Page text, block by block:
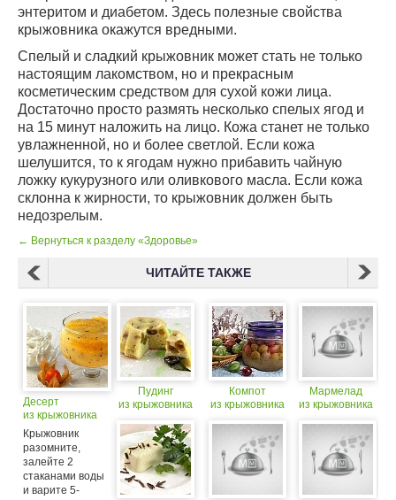
энтеритом и диабетом. Здесь полезные свойства
крыжовника окажутся вредными.
Спелый и сладкий крыжовник может стать не только
настоящим лакомством, но и прекрасным
косметическим средством для сухой кожи лица.
Достаточно просто размять несколько спелых ягод и
на 15 минут наложить на лицо. Кожа станет не только
увлажненной, но и более светлой. Если кожа
шелушится, то к ягодам нужно прибавить чайную
ложку кукурузного или оливкового масла. Если кожа
склонна к жирности, то крыжовник должен быть
недозрелым.
← Вернуться к разделу «Здоровье»
ЧИТАЙТЕ ТАКЖЕ
Десерт
из крыжовника
Крыжовник
разомните,
залейте 2
стаканами воды
и варите 5-
Пудинг
из крыжовника
Компот
из крыжовника
Мармелад
из крыжовника